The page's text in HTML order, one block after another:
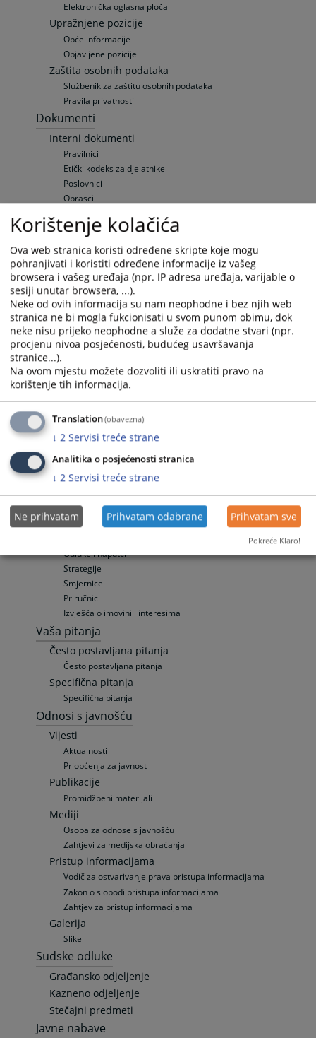
Elektronička oglasna ploča
Upražnjene pozicije
Opće informacije
Objavljene pozicije
Zaštita osobnih podataka
Službenik za zaštitu osobnih podataka
Pravila privatnosti
Dokumenti
Interni dokumenti
Pravilnici
Etički kodeks za djelatnike
Poslovnici
Obrasci
Zakonska regulativa
Zakoni Bosne i Hercegovine
Zakoni Federacije Bosne i Hercegovine
Zakoni Hercegbosanske županije
Odluke
Ostali propisi
Podzakonski akti
Strateški dokumenti
Godišnji program rada suda
Planovi integriteta
Statistika suda
Izvješća o radu suda
Protok predmeta
Odluke o predvidivim rokovima
Izvješća o poštivanju predvidivih rokova
Proračuni suda
Izvršenje proračuna suda
VSTV dokumenti
Odluke i naputci
Strategije
Smjernice
Priručnici
Izvješća o imovini i interesima
Vaša pitanja
Često postavljana pitanja
Često postavljana pitanja
Specifična pitanja
Specifična pitanja
Odnosi s javnošću
Vijesti
Aktualnosti
Priopćenja za javnost
Publikacije
Promidžbeni materijali
Mediji
Osoba za odnose s javnošću
Zahtjevi za medijska obraćanja
Pristup informacijama
Vodič za ostvarivanje prava pristupa informacijama
Zakon o slobodi pristupa informacijama
Zahtjev za pristup informacijama
Galerija
Slike
Sudske odluke
Građansko odjeljenje
Kazneno odjeljenje
Stečajni predmeti
Javne nabave
Korištenje kolačića
Ova web stranica koristi određene skripte koje mogu
pohranjivati i koristiti određene informacije iz vašeg
browsera i vašeg uređaja (npr. IP adresa uređaja, varijable o
sesiji unutar browsera, ...).
Neke od ovih informacija su nam neophodne i bez njih web
stranica ne bi mogla fukcionisati u svom punom obimu, dok
neke nisu prijeko neophodne a služe za dodatne stvari (npr.
procjenu nivoa posjećenosti, budućeg usavršavanja
stranice...).
Na ovom mjestu možete dozvoliti ili uskratiti pravo na
korištenje tih informacija.
Translation(obavezna)
↓ 2 Servisi treće strane
Analitika o posjećenosti stranica
↓ 2 Servisi treće strane
Ne prihvatam Prihvatam odabrane Prihvatam sve
Pokreće Klaro!